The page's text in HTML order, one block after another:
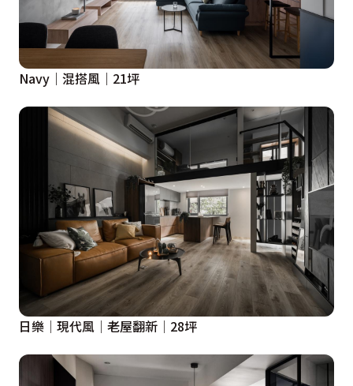
Navy｜混搭風｜21坪
日樂│現代風│老屋翻新│28坪